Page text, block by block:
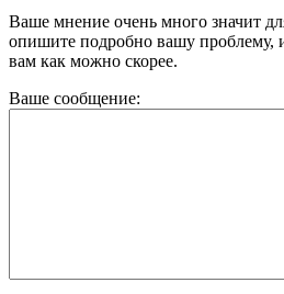
Ваше мнение очень много значит
опишите подробно вашу проблему,
вам как можно скорее.
Ваше сообщение: